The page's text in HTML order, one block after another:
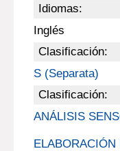
Idiomas:
Inglés
Clasificación:
S (Separata)
Clasificación:
ANÁLISIS
ELABORACIÓN